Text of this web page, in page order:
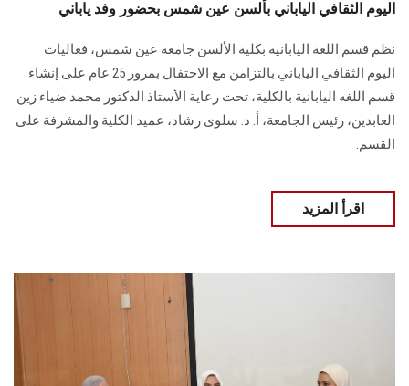
اليوم الثقافي الياباني بألسن عين شمس بحضور وفد ياباني
نظم قسم اللغة اليابانية بكلية الألسن جامعة عين شمس، فعاليات
اليوم الثقافي الياباني بالتزامن مع الاحتفال بمرور 25 عام على إنشاء
قسم اللغه اليابانية بالكلية، تحت رعاية الأستاذ الدكتور محمد ضياء زين
العابدين، رئيس الجامعة، أ. د. سلوى رشاد، عميد الكلية والمشرفة على
القسم.
اقرأ المزيد